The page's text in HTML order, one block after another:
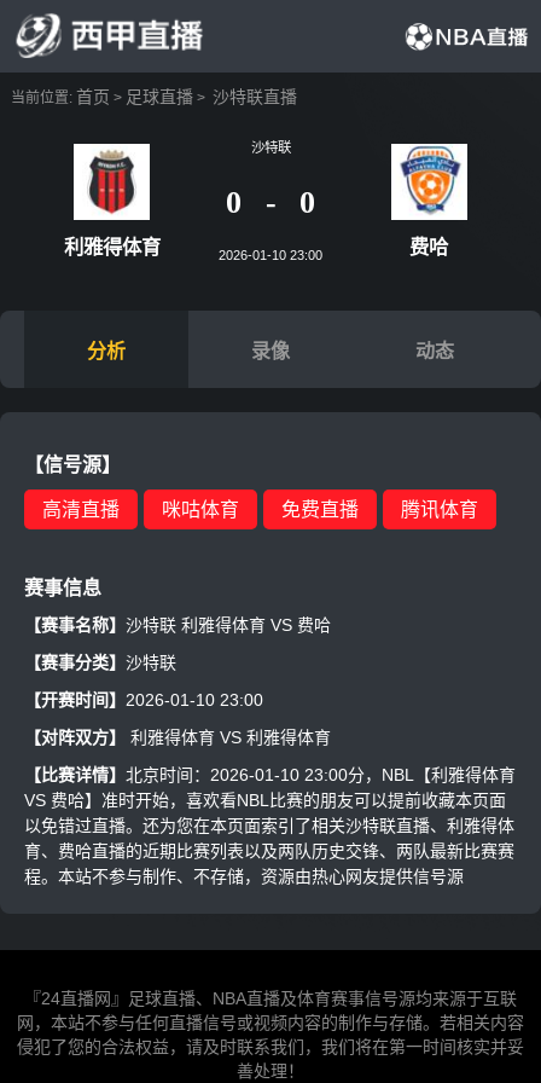
当前位置: 首页 > 足球直播> 沙特联直播
0
2026-01-10 23:00
分析 录像 动态
【信号源】
高清直播 咪咕体育 免费直播 腾讯体育
赛事信息
【赛事名称】 沙特联 利雅得体育 VS 费哈
【赛事分类】 沙特联
【开赛时间】 2026-01-10 23:00
【对阵双方】
利雅得体育 VS 利雅得体育
【比赛详情】 北京时间：2026-01-10 23:00分，NBL【利雅得体育
VS 费哈】准时开始，喜欢看NBL比赛的朋友可以提前收藏本页面
以免错过直播。还为您在本页面索引了相关沙特联直播、利雅得体
育、费哈直播的近期比赛列表以及两队历史交锋、两队最新比赛赛
程。本站不参与制作、不存储，资源由热心网友提供信号源
『24直播网』足球直播、NBA直播及体育赛事信号源均来源于互联
网，本站不参与任何直播信号或视频内容的制作与存储。若相关内容
侵犯了您的合法权益，请及时联系我们，我们将在第一时间核实并妥
善处理！